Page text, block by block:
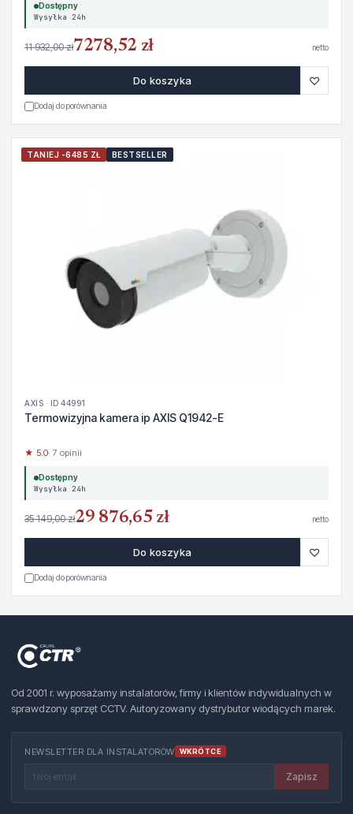
Dostępny
Wysyłka 24h
11 932,00 zł7278,52 zł netto
Do koszyka ♡
Dodaj do porównania
TANIEJ -6485 ZŁ BESTSELLER
AXIS · ID 44991
Termowizyjna kamera ip AXIS Q1942-E
★ 5.0· 7 opinii
Dostępny
Wysyłka 24h
35 149,00 zł29 876,65 zł netto
Do koszyka ♡
Dodaj do porównania
Od 2001 r. wyposażamy instalatorów, firmy i klientów indywidualnych w
sprawdzony sprzęt CCTV. Autoryzowany dystrybutor wiodących marek.
NEWSLETTER DLA INSTALATORÓW WKRÓTCE
Zapisz